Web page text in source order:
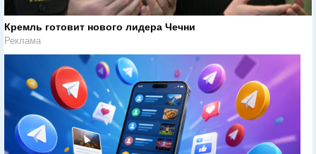
Кремль готовит нового лидера Чечни
Реклама